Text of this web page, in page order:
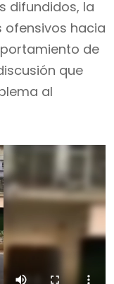
difundidos, la
hacia
de
que
al